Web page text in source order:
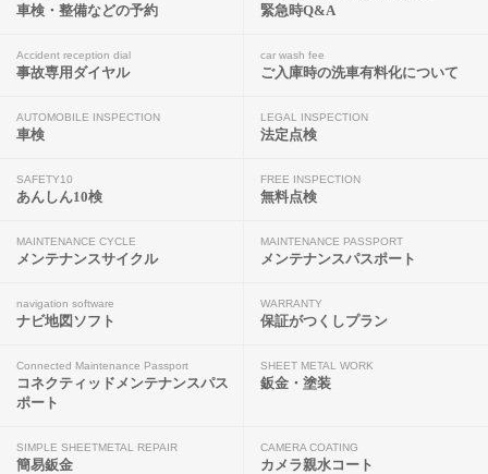
車検・整備などの予約 緊急時Q&A
Accident reception dial
事故専用ダイヤル
car wash fee
ご入庫時の洗車有料化について
AUTOMOBILE INSPECTION
車検
LEGAL INSPECTION
法定点検
SAFETY10
あんしん10検
FREE INSPECTION
無料点検
MAINTENANCE CYCLE
メンテナンスサイクル
MAINTENANCE PASSPORT
メンテナンスパスポート
navigation software
ナビ地図ソフト
WARRANTY
保証がつくしプラン
Connected Maintenance Passport
コネクティッドメンテナンスパス
ポート
SHEET METAL WORK
鈑金・塗装
SIMPLE SHEETMETAL REPAIR
簡易鈑金
CAMERA COATING
カメラ親水コート